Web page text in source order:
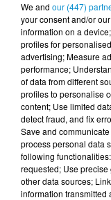
DERNIERS
24
We and our (447)
your consent and/or
information on a
profiles for
advertising; Measure
performance;
of data from different
profiles to personalise
content; Use limited
detect fraud, and fix
Save and
process personal data
following
requested; Use
other data sources;
information transmitted